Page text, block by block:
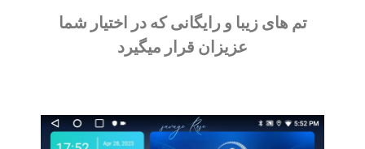
تم های زیبا و رایگانی که در اختیار شما
عزیزان قرار میگیرد